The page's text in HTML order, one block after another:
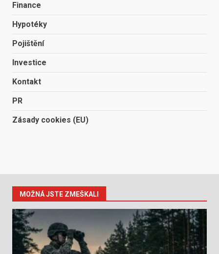
Finance
Hypotéky
Pojištění
Investice
Kontakt
PR
Zásady cookies (EU)
MOŽNÁ JSTE ZMEŠKALI